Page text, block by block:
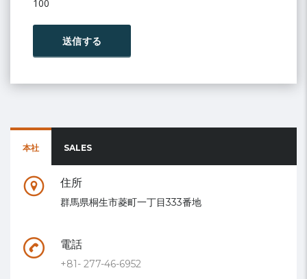
100
本社 SALES
住所
群馬県桐生市菱町一丁目333番地
電話
+81- 277-46-6952